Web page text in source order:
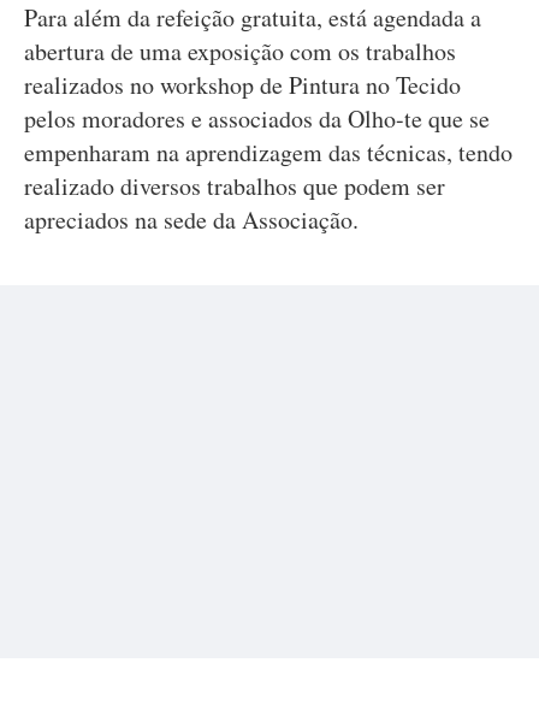
Para além da refeição gratuita, está agendada a
abertura de uma exposição com os trabalhos
realizados no workshop de Pintura no Tecido
pelos moradores e associados da Olho-te que se
empenharam na aprendizagem das técnicas, tendo
realizado diversos trabalhos que podem ser
apreciados na sede da Associação.